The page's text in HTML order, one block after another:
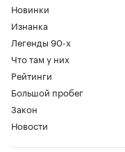
Новинки
Изнанка
Легенды 90-х
Что там у них
Рейтинги
Большой пробег
Закон
Новости